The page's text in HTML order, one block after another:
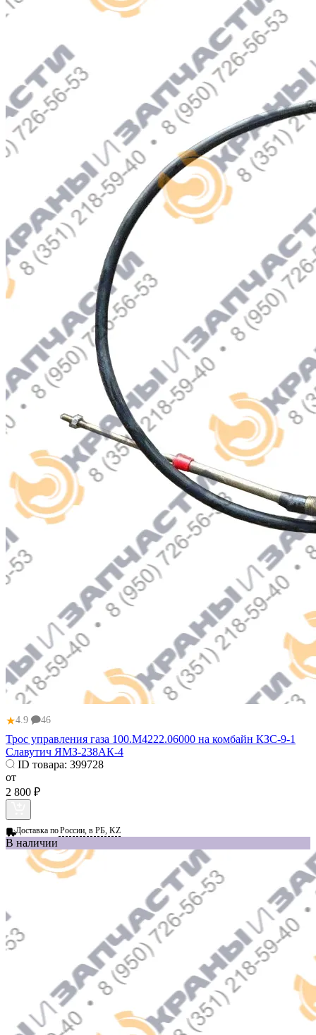
★4.9 46
Трос управления газа 100.М4222.06000 на комбайн КЗС-9-1
Славутич ЯМЗ-238АК-4
ID товара: 399728
от
2 800 ₽
Доставка поРоссии, в РБ, KZ
В наличии